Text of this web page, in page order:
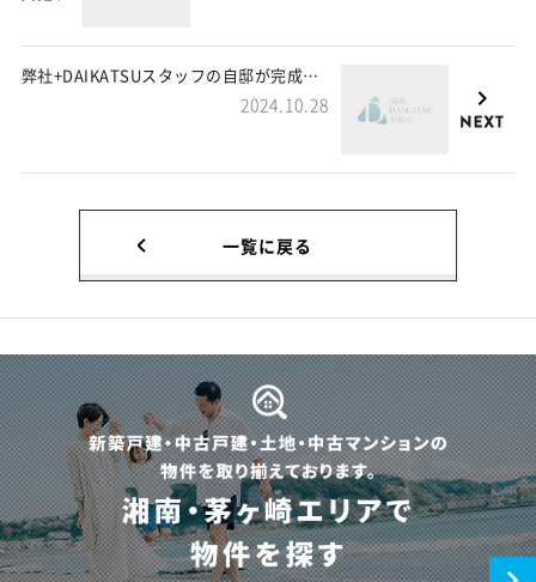
弊社+DAIKATSUスタッフの自邸が完成しました！
2024.10.28
一覧に戻る